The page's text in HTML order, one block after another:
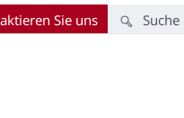
Suche
Sie uns